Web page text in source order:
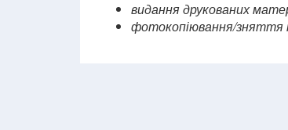
видання друкованих
фотокопіювання/зняття